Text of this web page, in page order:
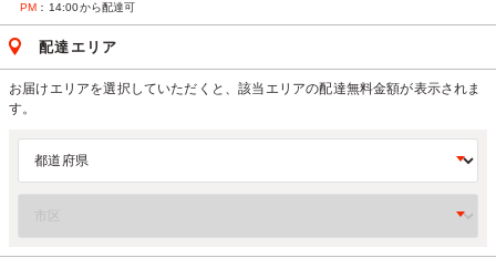
PM ：14:00から配達可
配達エリア
お届けエリアを選択していただくと、該当エリアの配達無料金額が表示されま
す。